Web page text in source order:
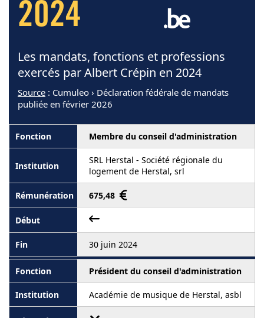
2024
Les mandats, fonctions et professions
exercés par Albert Crépin en 2024
Source : Cumuleo › Déclaration fédérale de mandats
publiée en février 2026
Membre du conseil d'administration
SRL Herstal - Société régionale du
logement de Herstal, srl
675,48
30 juin 2024
Président du conseil d'administration
Académie de musique de Herstal, asbl